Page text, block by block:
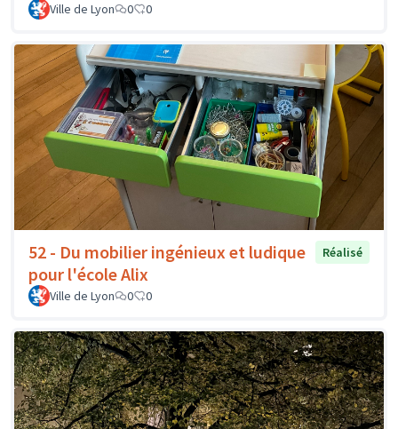
Ville de Lyon 0 0
52 - Du mobilier ingénieux et ludique
pour l'école Alix
Réalisé
Ville de Lyon 0 0